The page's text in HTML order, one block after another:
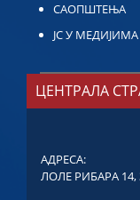
САОПШТЕЊА
ЈС У МЕДИЈИМА
ЦЕНТРАЛА
АДРЕСА:
ЛОЛЕ РИБАРА 14,